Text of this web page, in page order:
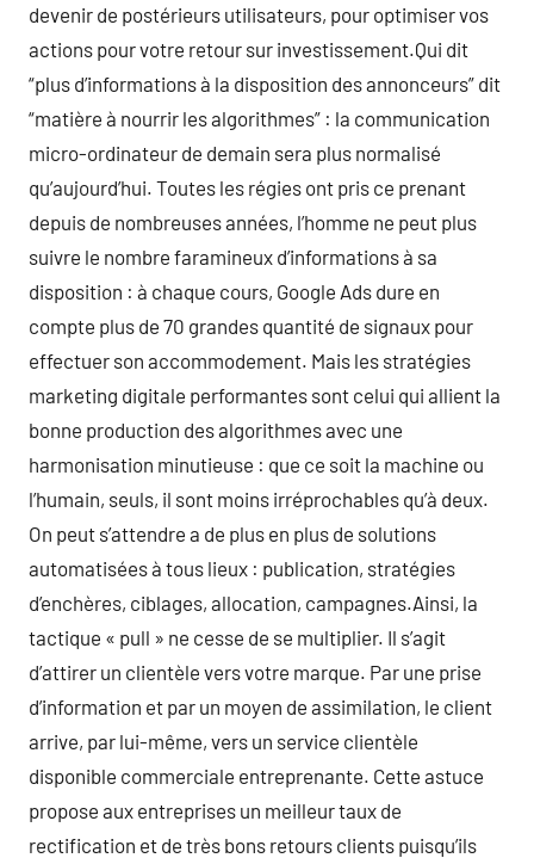
devenir de postérieurs utilisateurs, pour optimiser vos
actions pour votre retour sur investissement.Qui dit
“plus d’informations à la disposition des annonceurs” dit
“matière à nourrir les algorithmes” : la communication
micro-ordinateur de demain sera plus normalisé
qu’aujourd’hui. Toutes les régies ont pris ce prenant
depuis de nombreuses années, l’homme ne peut plus
suivre le nombre faramineux d’informations à sa
disposition : à chaque cours, Google Ads dure en
compte plus de 70 grandes quantité de signaux pour
effectuer son accommodement. Mais les stratégies
marketing digitale performantes sont celui qui allient la
bonne production des algorithmes avec une
harmonisation minutieuse : que ce soit la machine ou
l’humain, seuls, il sont moins irréprochables qu’à deux.
On peut s’attendre a de plus en plus de solutions
automatisées à tous lieux : publication, stratégies
d’enchères, ciblages, allocation, campagnes.Ainsi, la
tactique « pull » ne cesse de se multiplier. Il s’agit
d’attirer un clientèle vers votre marque. Par une prise
d’information et par un moyen de assimilation, le client
arrive, par lui-même, vers un service clientèle
disponible commerciale entreprenante. Cette astuce
propose aux entreprises un meilleur taux de
rectification et de très bons retours clients puisqu’ils